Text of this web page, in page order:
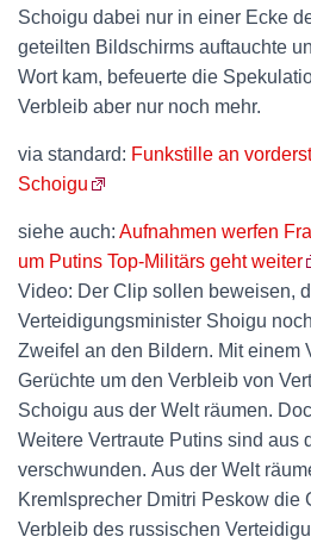
Schoigu dabei nur in einer Ecke
geteilten Bildschirms auftauchte
Wort kam, befeuerte die
Verbleib aber nur noch mehr.
via standard: Funkstille an
Schoigu
siehe auch: Aufnahmen werfen
um Putins Top-Militärs geht weiter
Video: Der Clip sollen beweisen,
Verteidigungsminister Shoigu
Zweifel an den Bildern. Mit einem
Gerüchte um den Verbleib von
Schoigu aus der Welt räumen.
Weitere Vertraute Putins sind aus
verschwunden. Aus der Welt
Kremlsprecher Dmitri Peskow die
Verbleib des russischen